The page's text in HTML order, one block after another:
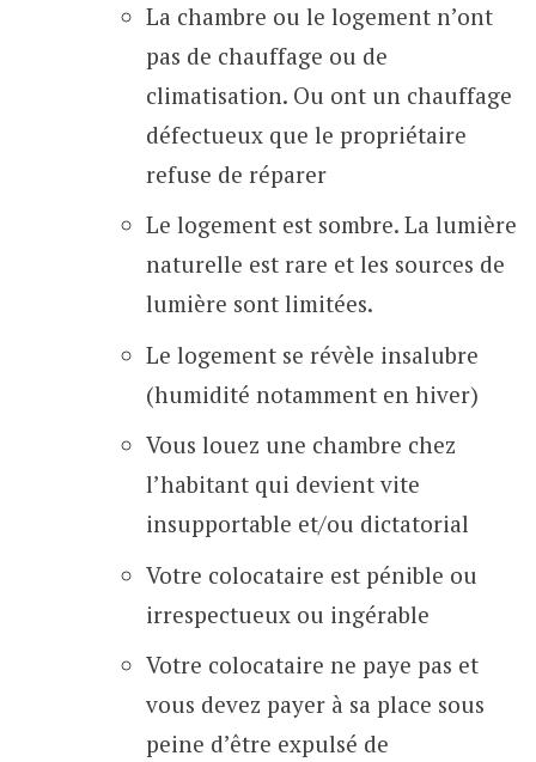
La chambre ou le logement n’ont
pas de chauffage ou de
climatisation. Ou ont un chauffage
défectueux que le propriétaire
refuse de réparer
Le logement est sombre. La lumière
naturelle est rare et les sources de
lumière sont limitées.
Le logement se révèle insalubre
(humidité notamment en hiver)
Vous louez une chambre chez
l’habitant qui devient vite
insupportable et/ou dictatorial
Votre colocataire est pénible ou
irrespectueux ou ingérable
Votre colocataire ne paye pas et
vous devez payer à sa place sous
peine d’être expulsé de